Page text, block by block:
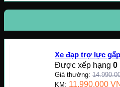
Xe đạp trợ lực
Được xếp hạng 0
Giá thường:
KM: 11.990.000